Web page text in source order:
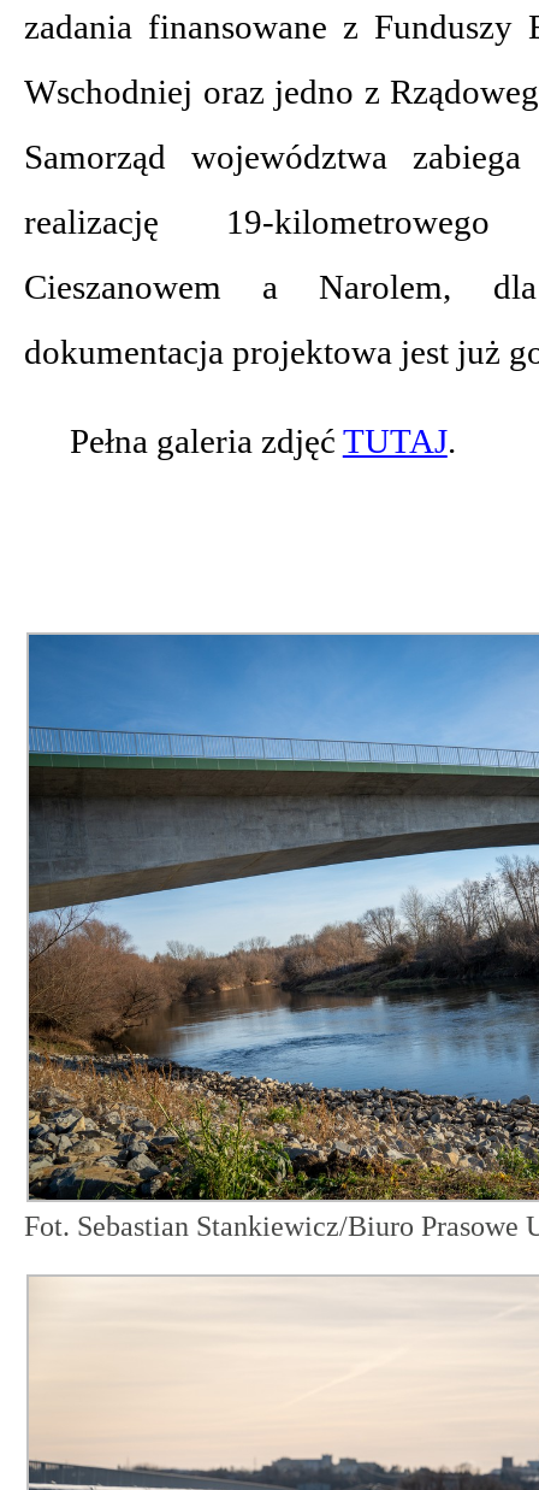
zadania finansowane z Funduszy
Wschodniej oraz jedno z
Samorząd województwa
realizację 19-
Cieszanowem a Narolem,
dokumentacja projektowa jest już
Pełna galeria zdjęć TUTAJ.
Fot. Sebastian Stankiewicz/Biuro Prasowe